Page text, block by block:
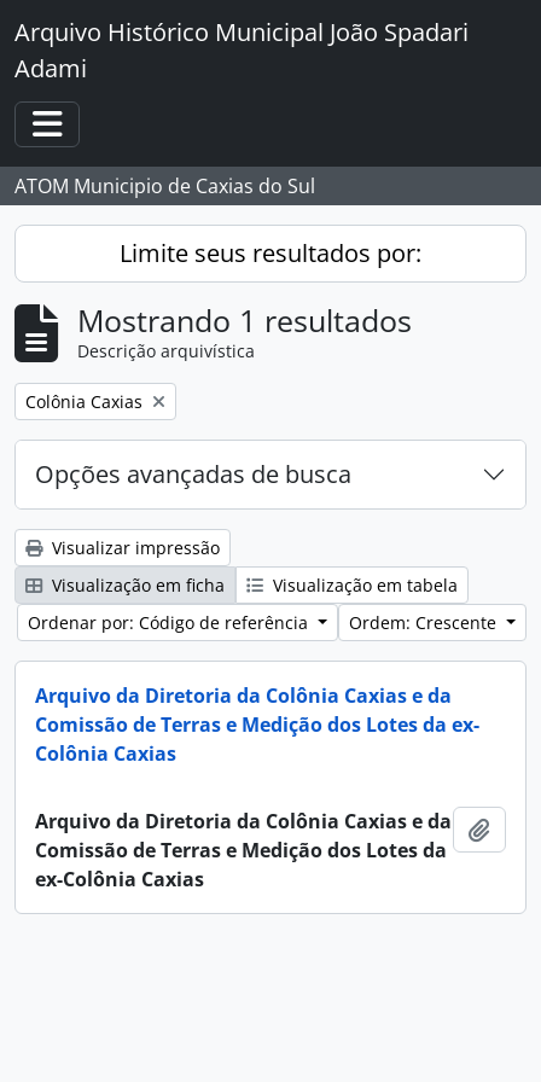
Skip to main content
Arquivo Histórico Municipal João Spadari
Adami
Toggle navigation
ATOM Municipio de Caxias do Sul
Limite seus resultados por:
Mostrando 1 resultados
Descrição arquivística
Remover filtro:
Colônia Caxias
Opções avançadas de busca
Visualizar impressão
Visualização em ficha
Visualização em tabela
Ordenar por: Código de referência
Ordem: Crescente
Arquivo da Diretoria da Colônia Caxias e da
Comissão de Terras e Medição dos Lotes da ex-
Colônia Caxias
Arquivo da Diretoria da Colônia Caxias e da
Comissão de Terras e Medição dos Lotes da
ex-Colônia Caxias